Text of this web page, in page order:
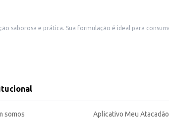
diversos estabelecimentos. A praticidade da
somos Aplicativo Meu Atacadão